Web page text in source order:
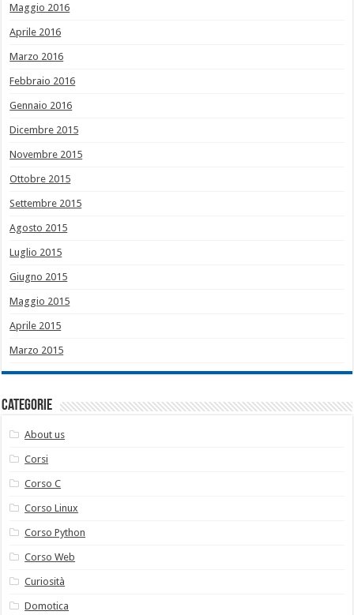
Maggio 2016
Aprile 2016
Marzo 2016
Febbraio 2016
Gennaio 2016
Dicembre 2015
Novembre 2015
Ottobre 2015
Settembre 2015
Agosto 2015
Luglio 2015
Giugno 2015
Maggio 2015
Aprile 2015
Marzo 2015
Categorie
About us
Corsi
Corso C
Corso Linux
Corso Python
Corso Web
Curiosità
Domotica